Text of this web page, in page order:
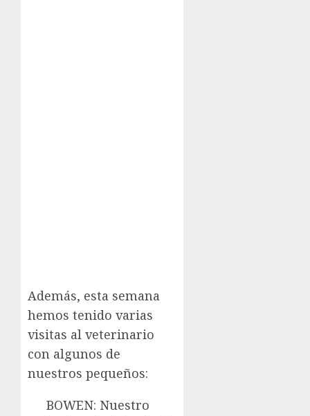
Además, esta semana
hemos tenido varias
visitas al veterinario
con algunos de
nuestros pequeños:
BOWEN: Nuestro